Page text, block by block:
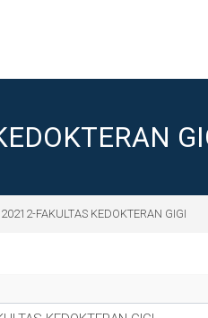
20212-FAKULTAS KEDOKTERAN GIGI